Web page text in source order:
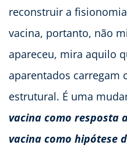
reconstruir a
vacina, portanto, não
apareceu, mira aquilo
aparentados carregam
estrutural. É uma
vacina como resposta
vacina como hipótese